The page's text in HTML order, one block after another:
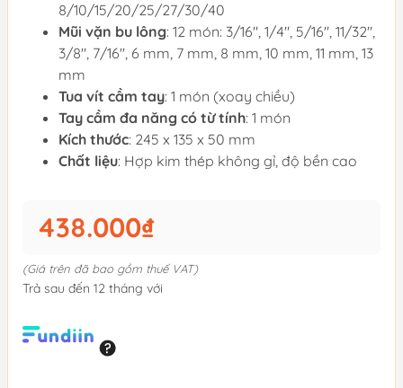
8/10/15/20/25/27/30/40
Mũi vặn bu lông: 12 món: 3/16", 1/4", 5/16", 11/32",
3/8", 7/16", 6 mm, 7 mm, 8 mm, 10 mm, 11 mm, 13
mm
Tua vít cầm tay: 1 món (xoay chiều)
Tay cầm đa năng có từ tính: 1 món
Kích thước: 245 x 135 x 50 mm
Chất liệu: Hợp kim thép không gỉ, độ bền cao
438.000₫
(Giá trên đã bao gồm thuế VAT)
Trả sau đến 12 tháng với